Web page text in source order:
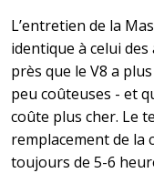
L’entretien de la
identique à celui
près que le V8 a
peu coûteuses - et
coûte plus cher. Le
remplacement de
toujours de 5-6